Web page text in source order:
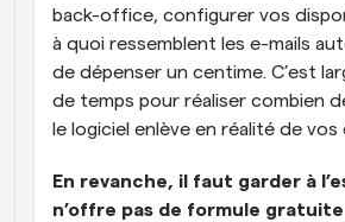
back-office, configurer vos
à quoi ressemblent les e-mails
de dépenser un centime. C’est
de temps pour réaliser combien
le logiciel enlève en réalité de vos
En revanche, il faut garder à
n’offre pas de formule gratuite